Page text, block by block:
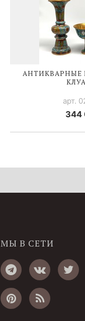
АНТИКВАРНЫЕ
арт.
344
МЫ В СЕТИ